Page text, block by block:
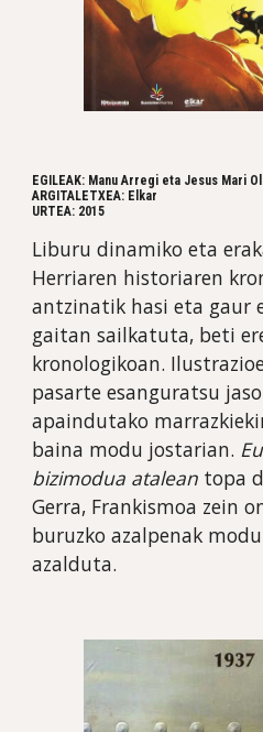
EGILEAK: Manu Arregi eta Jesus Mari
ARGITALETXEA: Elkar
URTEA: 2015
Liburu dinamiko eta
Herriaren historiaren
antzinatik hasi eta gaur
gaitan sailkatuta, beti
kronologikoan.
pasarte esanguratsu
apaindutako
baina modu jostarian.
bizimodua atalean topa
Gerra, Frankismoa zein
buruzko azalpenak
azalduta.